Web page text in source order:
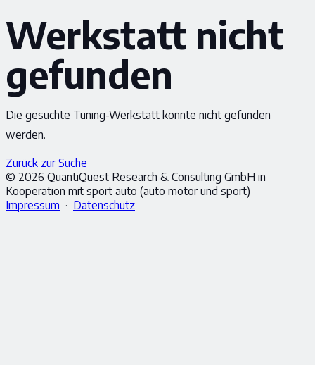
Werkstatt nicht
gefunden
Die gesuchte Tuning-Werkstatt konnte nicht gefunden
werden.
Zurück zur Suche
© 2026 QuantiQuest Research & Consulting GmbH in
Kooperation mit sport auto (auto motor und sport)
Impressum · Datenschutz